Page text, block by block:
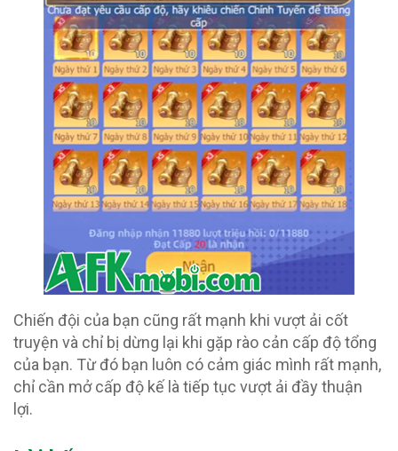
Chiến đội của bạn cũng rất mạnh khi vượt ải cốt
truyện và chỉ bị dừng lại khi gặp rào cản cấp độ tổng
của bạn. Từ đó bạn luôn có cảm giác mình rất mạnh,
chỉ cần mở cấp độ kế là tiếp tục vượt ải đầy thuận
lợi.